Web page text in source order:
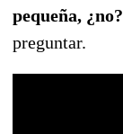
pequeña, ¿no?
preguntar.